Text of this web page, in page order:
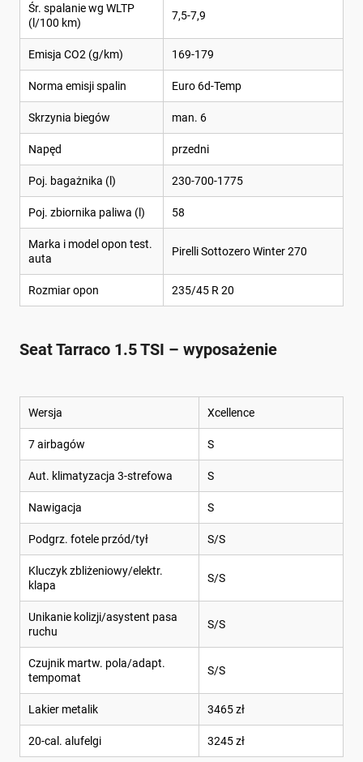
Śr. spalanie wg WLTP
(l/100 km)
7,5-7,9
Emisja CO2 (g/km) 169-179
Norma emisji spalin Euro 6d-Temp
Skrzynia biegów man. 6
Napęd przedni
Poj. bagażnika (l) 230-700-1775
Poj. zbiornika paliwa (l) 58
Marka i model opon test.
auta
Pirelli Sottozero Winter 270
Rozmiar opon 235/45 R 20
Seat Tarraco 1.5 TSI – wyposażenie
Wersja Xcellence
7 airbagów S
Aut. klimatyzacja 3-strefowa S
Nawigacja S
Podgrz. fotele przód/tył S/S
Kluczyk zbliżeniowy/elektr.
klapa
S/S
Unikanie kolizji/asystent pasa
ruchu
S/S
Czujnik martw. pola/adapt.
tempomat
S/S
Lakier metalik 3465 zł
20-cal. alufelgi 3245 zł